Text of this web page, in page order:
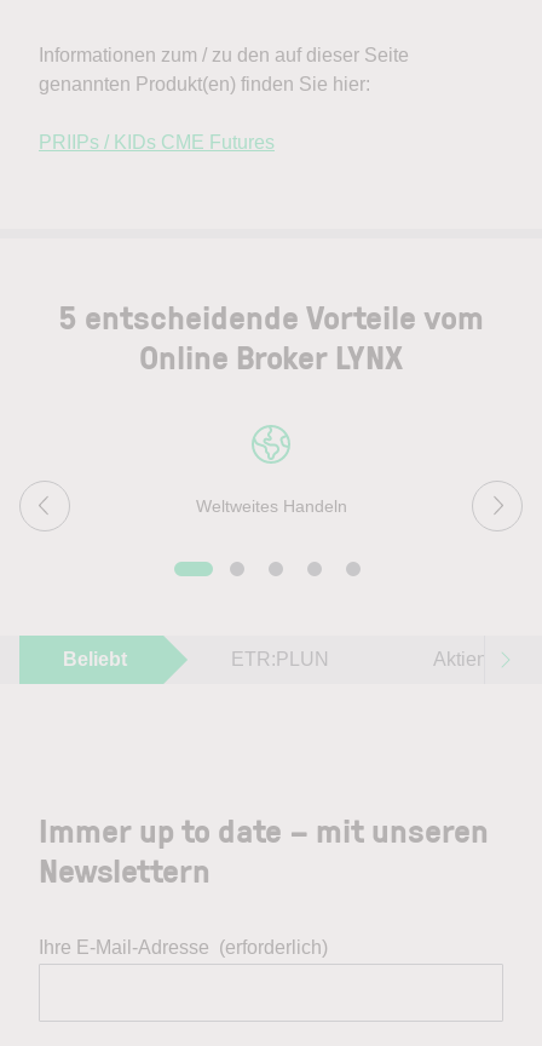
5 entscheidende Vorteile vom
Online Broker LYNX
Weltweites Handeln
Beliebt ETR:PLUN Aktien im
Immer up to date – mit unseren
Newslettern
Ihre E-Mail-Adresse (erforderlich)